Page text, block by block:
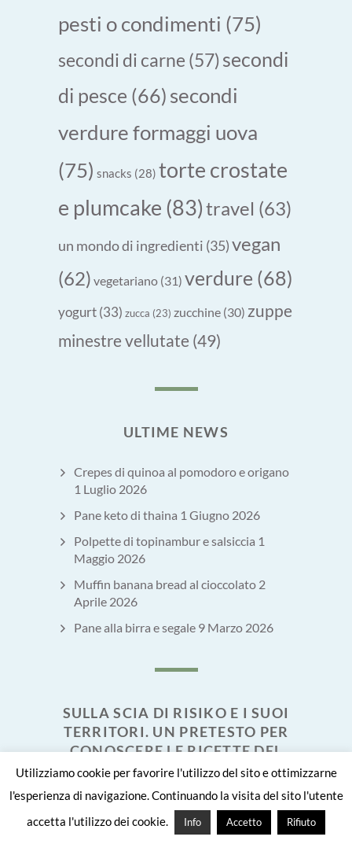
pesti o condimenti (75)
secondi di carne (57)secondi
di pesce (66) secondi
verdure formaggi uova
(75) snacks (28) torte crostate
e plumcake (83)travel (63)
un mondo di ingredienti (35)vegan
(62) vegetariano (31) verdure (68)
yogurt(33) zucca (23) zucchine (30) zuppe
minestre vellutate (49)
ULTIME NEWS
Crepes di quinoa al pomodoro e origano
1 Luglio 2026
Pane keto di thaina 1 Giugno 2026
Polpette di topinambur e salsiccia 1
Maggio 2026
Muffin banana bread al cioccolato 2
Aprile 2026
Pane alla birra e segale 9 Marzo 2026
SULLA SCIA DI RISIKO E I SUOI
TERRITORI. UN PRETESTO PER
CONOSCERE LE RICETTE DEL
MONDO. È UN LIBRO PACIFICO
COMPOSTO DA 84 RICETTE,
OGNUNA CON UN SUO
PEZZETTINO DI STORIA,
Utilizziamo cookie per favorire l'utilizzo del sito e ottimizzarne
l'esperienza di navigazione. Continuando la visita del sito l'utente
accetta l'utilizzo dei cookie.
Info Accetto Rifiuto